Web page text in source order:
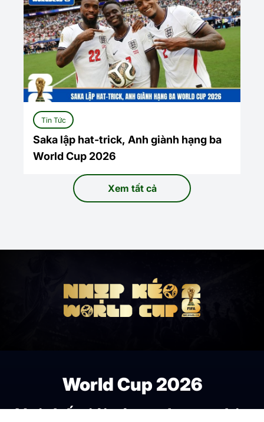
Tin Tức
Saka lập hat-trick, Anh giành hạng ba
World Cup 2026
Xem tất cả
World Cup 2026
Nơi thế giới cùng chung nhịp